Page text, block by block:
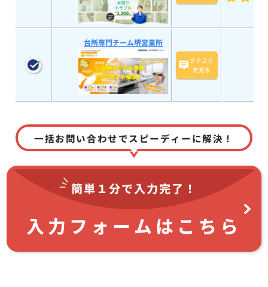
台所専門チーム堺営業所
クチコミ
を見る
一括お問い合わせでスピーディーに解決！
簡単１分で入力完了！
入力フォームはこちら